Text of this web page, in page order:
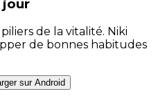
jour
de la vitalité. Niki
de bonnes habitudes
sur Android